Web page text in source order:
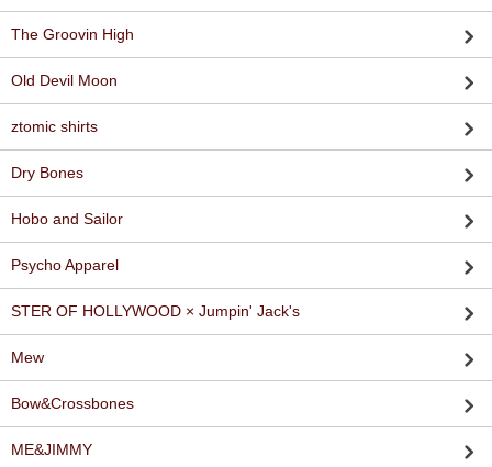
The Groovin High
Old Devil Moon
ztomic shirts
Dry Bones
Hobo and Sailor
Psycho Apparel
STER OF HOLLYWOOD × Jumpin' Jack's
Mew
Bow&Crossbones
ME&JIMMY